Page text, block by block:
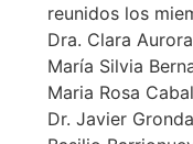
reunidos los
Dra. Clara
María Silvia
Maria Rosa
Dr. Javier